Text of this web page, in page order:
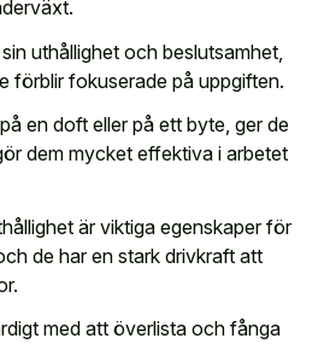
uthållighet och beslutsamhet,
förblir fokuserade på uppgiften.
en doft eller på ett byte, ger de
dem mycket effektiva i arbetet
är viktiga egenskaper för
de har en stark drivkraft att
med att överlista och fånga